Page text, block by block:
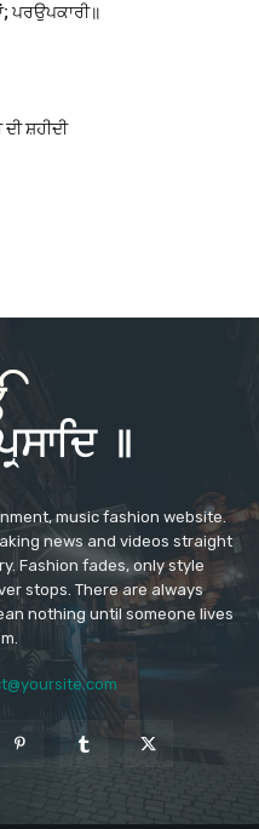
ਪਰਉਪਕਾਰੀ॥
ਸ਼ਹੀਦੀ
music fashion website.
news and videos straight
Fashion fades, only style
stops. There are always
nothing until someone lives